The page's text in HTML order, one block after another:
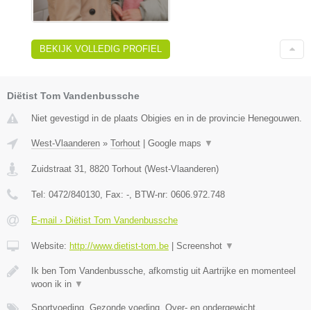
BEKIJK VOLLEDIG PROFIEL
Diëtist Tom Vandenbussche
Niet gevestigd in de plaats Obigies en in de provincie Henegouwen.
West-Vlaanderen » Torhout | Google maps ▼
Zuidstraat 31 8820 Torhout (West-Vlaanderen)
Tel: 0472/840130 , Fax: - , BTW-nr: 0606.972.748
E-mail › Diëtist Tom Vandenbussche
Website: http://www.dietist-tom.be | Screenshot ▼
Ik ben Tom Vandenbussche, afkomstig uit Aartrijke en momenteel
woon ik in ▼
Sportvoeding, Gezonde voeding, Over- en ondergewicht,